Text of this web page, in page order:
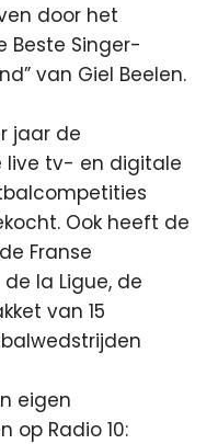
door het
Beste Singer-
van Giel Beelen.
jaar de
live tv- en digitale
Ook heeft de
Franse
la Ligue, de
van 15
eigen
op Radio 10: